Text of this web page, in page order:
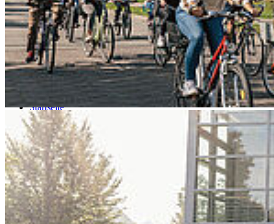
Go to slide 7
Go to slide 8
Go to slide 9
Startseite
HOST
Im Portrait
Nachhaltigkeit
Nach­hal­tig­keit an der Hoch­schu­le Stral­
sund